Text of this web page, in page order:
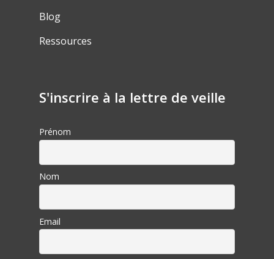
Blog
Ressources
S'inscrire à la lettre de veille
Prénom
Nom
Email